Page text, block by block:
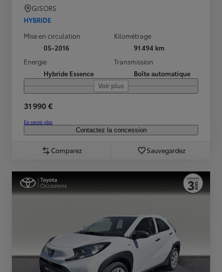
GISORS
HYBRIDE
Mise en circulation
05-2016
Kilométrage
91 494 km
Energie
Hybride Essence
Transmission
Boîte automatique
Voir plus
31 990 €
En savoir plus
Contactez la concession
Comparez Sauvegardez